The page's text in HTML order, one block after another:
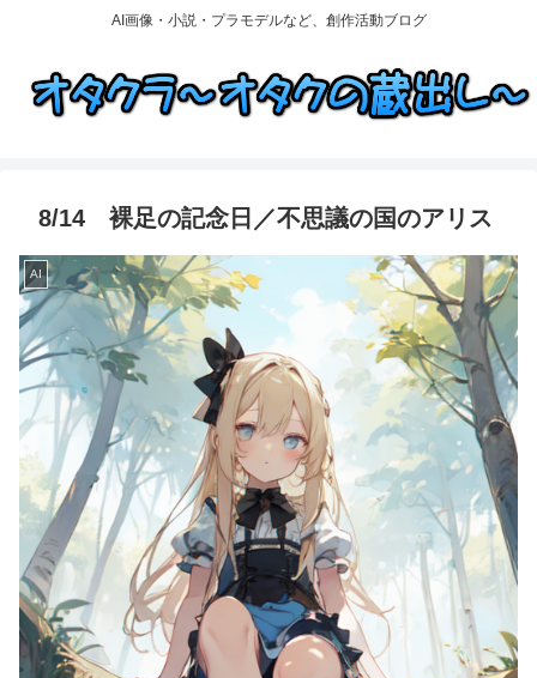
AI画像・小説・プラモデルなど、創作活動ブログ
8/14 裸足の記念日／不思議の国のアリス
AI